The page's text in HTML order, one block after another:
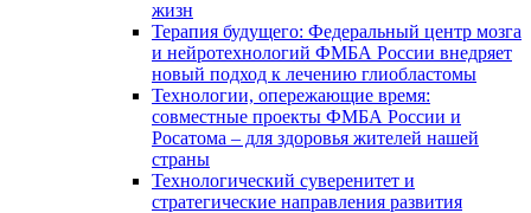
жизн
Терапия будущего: Федеральный центр мозга
и нейротехнологий ФМБА России внедряет
новый подход к лечению глиобластомы
Технологии, опережающие время:
совместные проекты ФМБА России и
Росатома – для здоровья жителей нашей
страны
Технологический суверенитет и
стратегические направления развития